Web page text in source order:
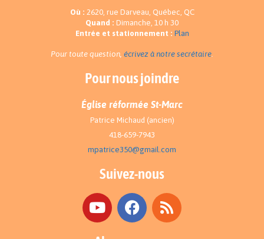
Où : 2620, rue Darveau, Québec, QC
Quand : Dimanche, 10 h 30
Entrée et stationnement : Plan
Pour toute question, écrivez à notre secrétaire.
Pour nous joindre
Église réformée St-Marc
Patrice Michaud (ancien)
418-659-7943
mpatrice350@gmail.com
Suivez-nous